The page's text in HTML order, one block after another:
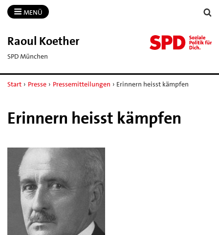
MENÜ
Raoul Koether
SPD München
Start › Presse › Pressemitteilungen › Erinnern heisst kämpfen
Erinnern heisst kämpfen